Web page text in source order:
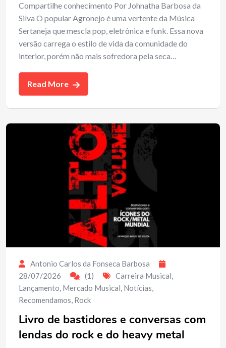
Compartilhe conhecimento Por Johnatha Barbosa da
Silva O popular Agronejo é uma vertente da Música
Sertaneja que mescla pop, eletrônica e funk. Essa nova
versão carrega o estilo de vida da comunidade do
interior, porém não mais sofredora pela seca…
Read More
Antonio Carlos da Fonseca Barbosa
28/07/2026
(1) Carreira Musical,
Lançamento, Mercado Musical, Notícias,
Recomendamos, Rock
Livro de bastidores e conversas com
lendas do rock e do heavy metal